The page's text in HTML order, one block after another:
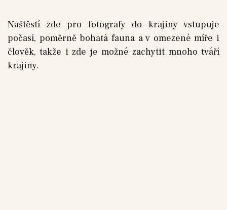
Naštěstí zde pro fotografy do krajiny vstupuje
počasí, poměrně bohatá fauna a v omezené míře i
člověk, takže i zde je možné zachytit mnoho tváří
krajiny.